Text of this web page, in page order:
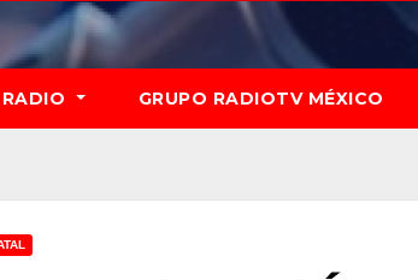
RADIO GRUPO RADIOTV MÉXICO